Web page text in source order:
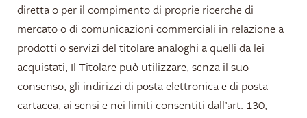
diretta o per il compimento di proprie ricerche di
mercato o di comunicazioni commerciali in relazione a
prodotti o servizi del titolare analoghi a quelli da lei
acquistati, Il Titolare può utilizzare, senza il suo
consenso, gli indirizzi di posta elettronica e di posta
cartacea, ai sensi e nei limiti consentiti dall’art. 130,